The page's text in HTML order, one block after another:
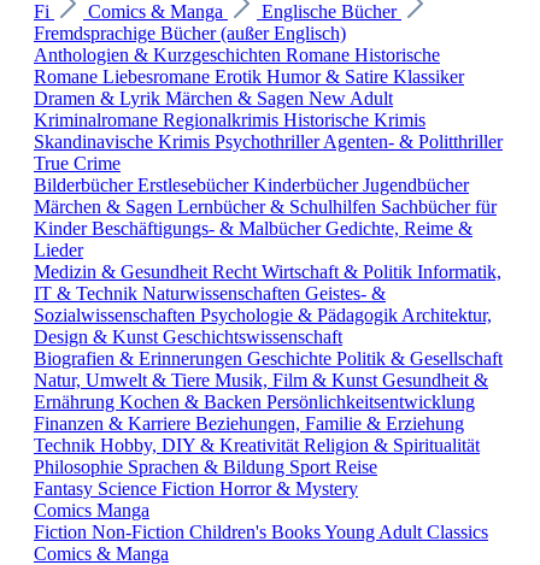
Fi
Comics & Manga
Englische Bücher
Fremdsprachige Bücher (außer Englisch)
Anthologien & Kurzgeschichten Romane Historische
Romane Liebesromane Erotik Humor & Satire Klassiker
Dramen & Lyrik Märchen & Sagen New Adult
Kriminalromane Regionalkrimis Historische Krimis
Skandinavische Krimis PsychothrillerAgenten- & Politthriller
True Crime
BilderbücherErstlesebücherKinderbücherJugendbücher
Märchen & Sagen Lernbücher & Schulhilfen Sachbücher für
KinderBeschäftigungs- & MalbücherGedichte, Reime &
Lieder
Medizin & Gesundheit Recht Wirtschaft & Politik Informatik,
IT & Technik Naturwissenschaften Geistes- &
Sozialwissenschaften Psychologie & Pädagogik Architektur,
Design & Kunst Geschichtswissenschaft
Biografien & Erinnerungen Geschichte Politik & Gesellschaft
Natur, Umwelt & Tiere Musik, Film & Kunst Gesundheit &
Ernährung Kochen & Backen Persönlichkeitsentwicklung
Finanzen & Karriere Beziehungen, Familie & Erziehung
Technik Hobby, DIY & Kreativität Religion & Spiritualität
Philosophie Sprachen & Bildung Sport Reise
Fantasy Science Fiction Horror & Mystery
Comics Manga
Fiction Non-Fiction Children's BooksYoung Adult Classics
Comics & Manga